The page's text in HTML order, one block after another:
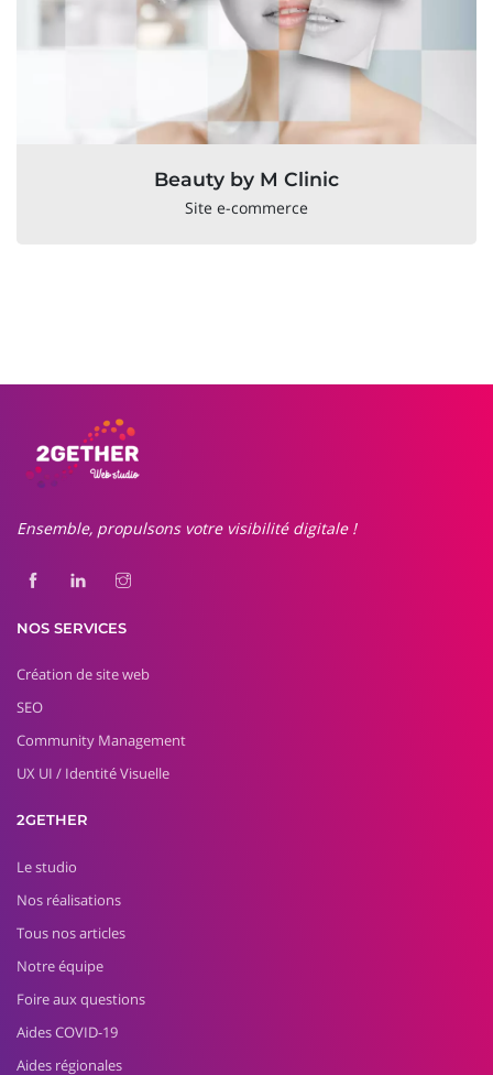
Beauty by M Clinic
Site e-commerce
Ensemble, propulsons votre visibilité digitale !
NOS SERVICES
Création de site web
SEO
Community Management
UX UI / Identité Visuelle
2GETHER
Le studio
Nos réalisations
Tous nos articles
Notre équipe
Foire aux questions
Aides COVID-19
Aides régionales